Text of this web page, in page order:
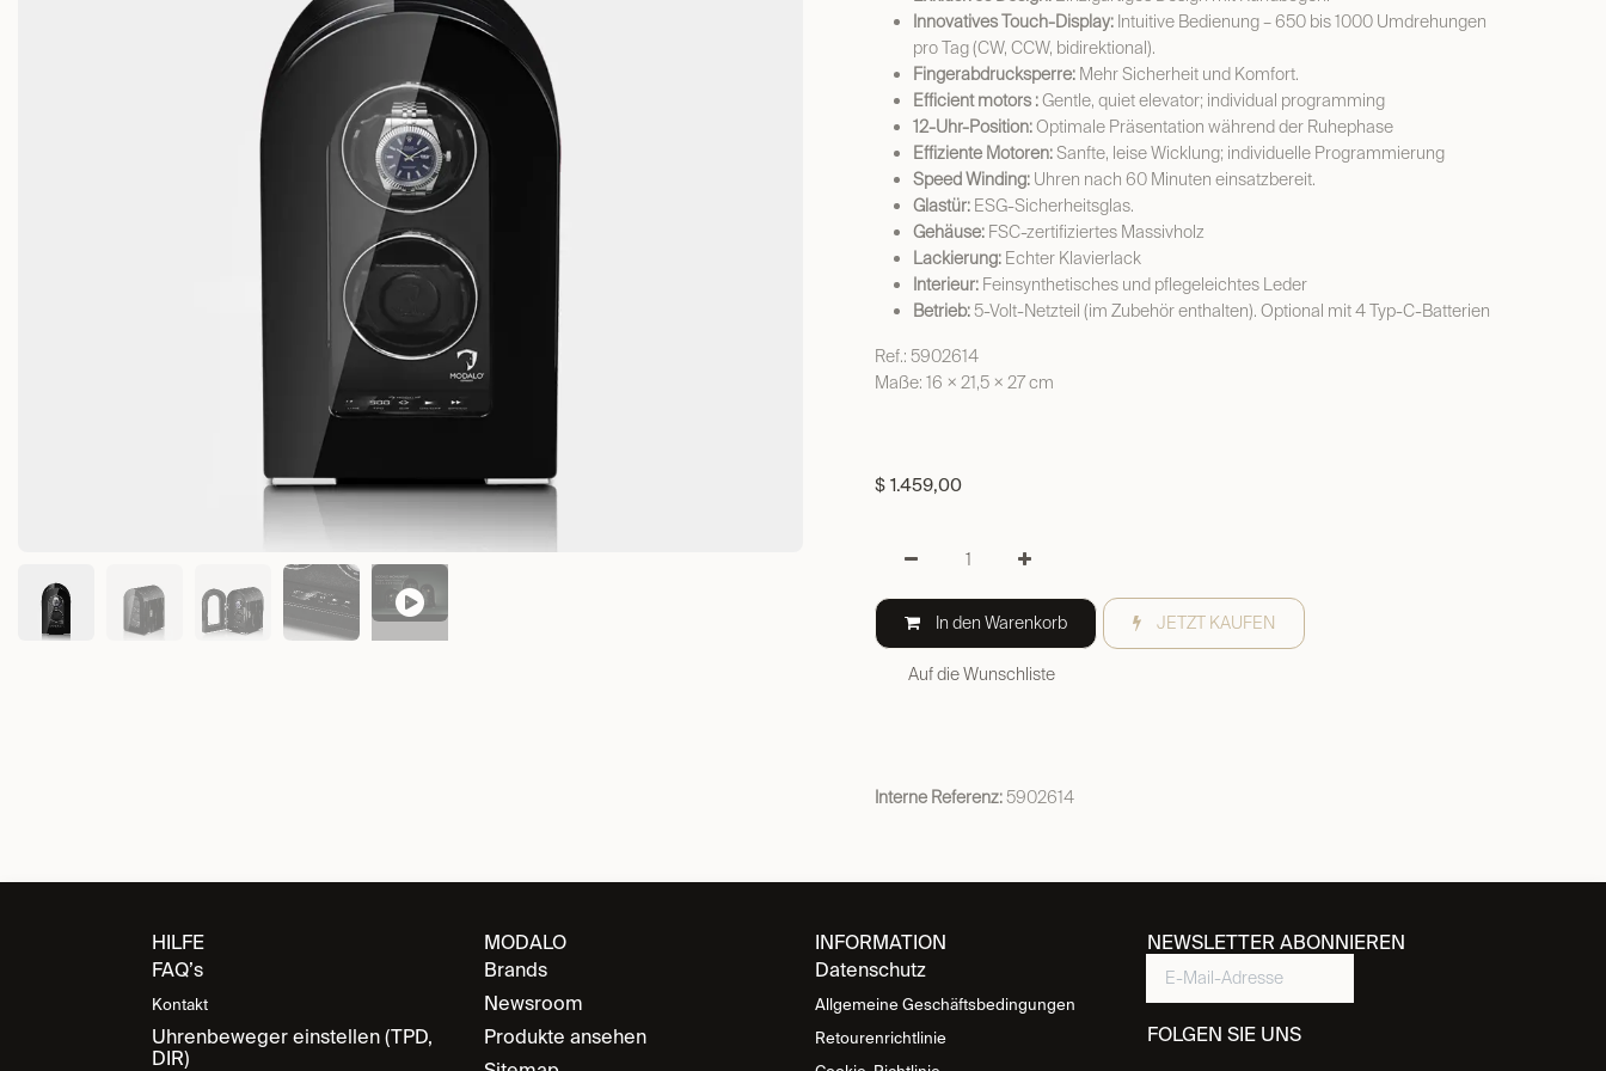
Innovatives Touch-Display: Intuitive Bedienung – 650 bis 1000 Umdrehungen
pro Tag (CW, CCW, bidirektional).
Fingerabdrucksperre: Mehr Sicherheit und Komfort.
Efficient motors :Gentle, quiet elevator; individual programming
12-Uhr-Position:Optimale Präsentation während der Ruhephase
Effiziente Motoren:Sanfte, leise Wicklung; individuelle Programmierung
Speed Winding: Uhren nach 60 Minuten einsatzbereit.
Glastür: ESG-Sicherheitsglas.
Gehäuse: FSC-zertifiziertes Massivholz
Lackierung: Echter Klavierlack
Interieur: Feinsynthetisches und pflegeleichtes Leder
Betrieb:5-Volt-Netzteil (im Zubehör enthalten). Optional mit 4 Typ-C-Batterien
Ref.: 5902614
Maße: 16 × 21,5 × 27 cm
$ 1.459,00
In den Warenkorb JETZT KAUFEN
Auf die Wunschliste
Interne Referenz:5902614
MODALO
Brands
Newsroom
Produkte ansehen
NEWSLETTER ABONNIEREN
FOLGEN SIE UNS
HILFE
FAQ’s
Kontakt
Uhrenbeweger einstellen (TPD,
DIR)
INFORMATION
Datenschutz
Allgemeine Geschäftsbedingungen
Retourenrichtlinie